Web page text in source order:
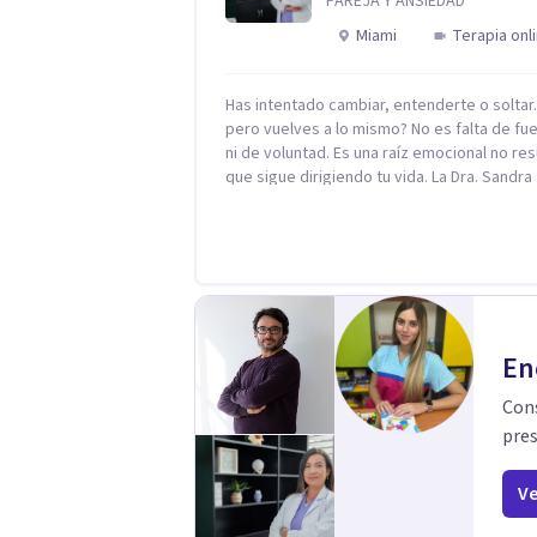
crecimiento personal.
Miami
Terapia
Has intentado cambiar, entenderte o
pero vuelves a lo mismo? No es falta de
ni de voluntad. Es una raíz emocional no
que sigue dirigiendo tu vida. La Dra. Sandra
autoestima, la dependencia emocional y
conflictos de pareja. Ha trabajado con pacientes
en diferentes países, acompañando
complejos. Su enfoque terapéutico se
diferencia por una premisa clara: no trabaja
síntoma, trabaja la raíz que lo origina. Su
metodología interviene en tres niveles:
regulación del sistema emocional,
reprocesamiento de heridas de la infancia y
reestructuración cognitiva profunda,